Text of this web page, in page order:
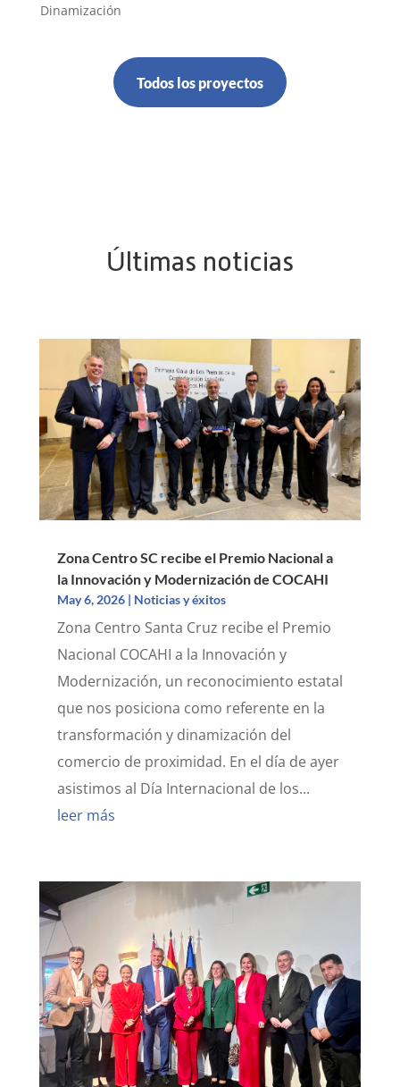
Dinamización
Todos los proyectos
Últimas noticias
Zona Centro SC recibe el Premio Nacional a
la Innovación y Modernización de COCAHI
May 6, 2026| Noticias y éxitos
Zona Centro Santa Cruz recibe el Premio
Nacional COCAHI a la Innovación y
Modernización, un reconocimiento estatal
que nos posiciona como referente en la
transformación y dinamización del
comercio de proximidad. En el día de ayer
asistimos al Día Internacional de los...
leer más